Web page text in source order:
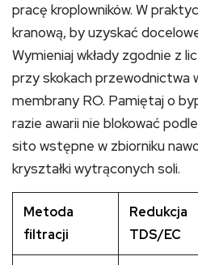
pracę kroplowników. W
kranową, by uzyskać
Wymieniaj wkłady zgodnie z
przy skokach przewodnictwa
membrany RO. Pamiętaj o
razie awarii nie blokować
sito wstępne w zbiorniku
kryształki wytrąconych soli.
Metoda
filtracji
Redukcja
TDS/EC